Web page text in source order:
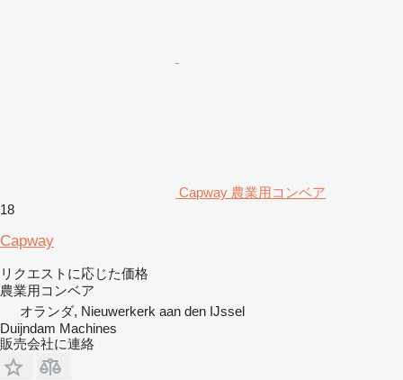
Capway 農業用コンベア
18
Capway
リクエストに応じた価格
農業用コンベア
オランダ, Nieuwerkerk aan den IJssel
Duijndam Machines
販売会社に連絡